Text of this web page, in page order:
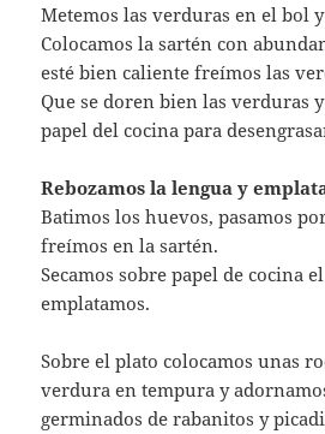
Metemos las verduras en el bol
Colocamos la sartén con
esté bien caliente freímos las
Que se doren bien las verduras
papel del cocina para
Rebozamos la lengua y
Batimos los huevos, pasamos
freímos en la sartén.
Secamos sobre papel de cocina
emplatamos.
Sobre el plato colocamos unas
verdura en tempura y
germinados de rabanitos y